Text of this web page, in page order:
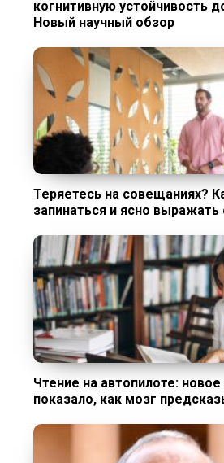
когнитивную устойчивость
Новый научный обзор
Теряетесь на совещаниях?
запинаться и ясно
Чтение на автопилоте:
показало, как мозг